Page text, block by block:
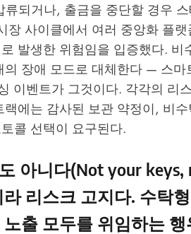
되거나, 출금을 중단할 경우
장 사이클에서 여러 중앙화 플
발생한 위험임을 입증했다. 비
장애 모드로 대체한다 — 스마
이벤트가 그것이다. 각각의 리
에는 감사된 보관 약정이, 비
콜 선택이 요구된다.
아니다(Not your keys,
리스크 고지다. 수탁
출 모두를 위임하는